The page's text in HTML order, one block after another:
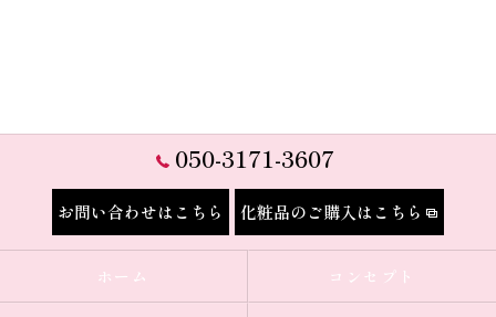
050-3171-3607
お問い合わせはこちら 化粧品のご購入はこちら
ホーム コンセプト